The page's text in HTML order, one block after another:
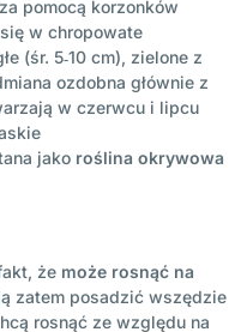
pomocą korzonków
w chropowate
(śr. 5˗10 cm), zielone z
ozdobna głównie z
w czerwcu i lipcu
jako roślina okrywowa
że może rosnąć na
zatem posadzić wszędzie
rosnąć ze względu na